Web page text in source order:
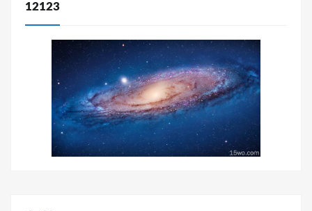
12123